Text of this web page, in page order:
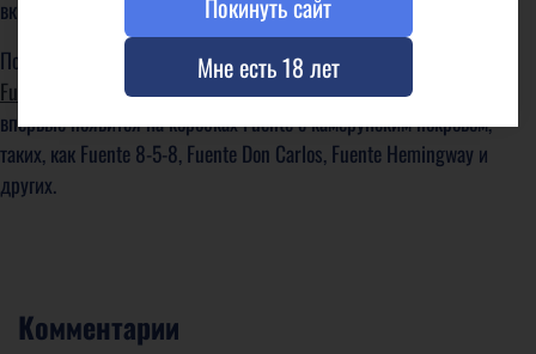
вкрапленные в сигарный пепел.
Покровный лист Cameroon особенно интересен на сигарах
Fuente
. Возможно поэтому, гарантийная печать от Мирафель
впервые появится на коробках Fuente с камерунским покровом,
таких, как Fuente 8-5-8, Fuente Don Carlos, Fuente Hemingway и
других.
Комментарии
Покинуть сайт
Мне есть 18 лет